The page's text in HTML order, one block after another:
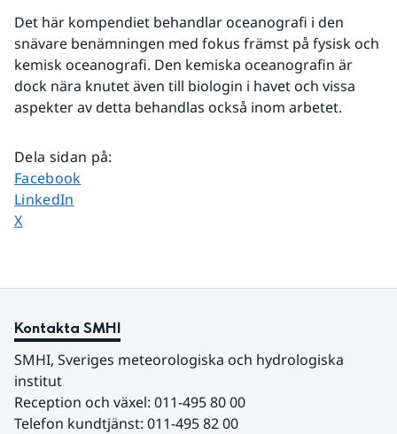
Det här kompendiet behandlar oceanografi i den
snävare benämningen med fokus främst på fysisk och
kemisk oceanografi. Den kemiska oceanografin är
dock nära knutet även till biologin i havet och vissa
aspekter av detta behandlas också inom arbetet.
Dela sidan på:
Dela sidan på
Facebook
Dela sidan på
LinkedIn
Dela sidan på
X
Kontakta SMHI
SMHI, Sveriges meteorologiska och hydrologiska
institut
Reception och växel: 011-495 80 00
Telefon kundtjänst: 011-495 82 00